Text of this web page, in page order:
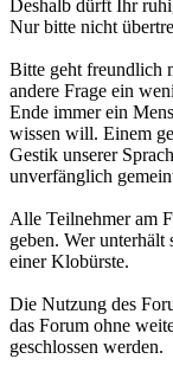
Deshalb dürft Ihr
Nur bitte nicht
Bitte geht freundlich
andere Frage ein
Ende immer ein
wissen will. Einem
Gestik unserer
unverfänglich
Alle Teilnehmer am
geben. Wer unterhält
einer Klobürste.
Die Nutzung des
das Forum ohne
geschlossen werden.